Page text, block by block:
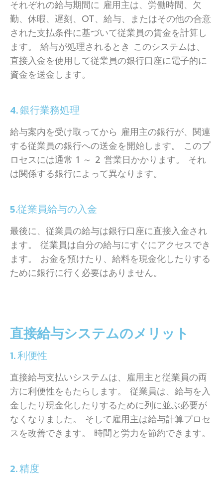
それぞれの給与期間に 雇用主は、労働時間、欠
勤、休暇、遅刻、OT、給与、またはその他の合意
された支払条件に基づいて従業員の賃金を計算し
ます。 給与が処理されるとき このシステムは、
直接入金を使用して従業員の銀行口座に電子的に
資金を送金します。
4. 銀行業務処理
給与案内を受け取ってから 雇用主の銀行が、関連
する従業員の銀行への送金を開始します。 このプ
ロセスには通常 1 ～ 2 営業日かかります。 それ
は関係する銀行によって異なります。
5.従業員給与の入金
最後に、従業員の給与は銀行口座に直接入金され
ます。 従業員は自分の給与にすぐにアクセスでき
ます。 お金を預けたり、給料を現金化したりする
ために銀行に行く必要はありません。
直接給与システムのメリット
1. 利便性
直接給与支払いシステムは、雇用主と従業員の両
方に利便性をもたらします。 従業員は、給与を入
金したり現金化したりするために列に並ぶ必要が
なくなりました。 そして雇用主は給与計算プロセ
スを改善できます。 時間と労力を節約できます。
2. 精度